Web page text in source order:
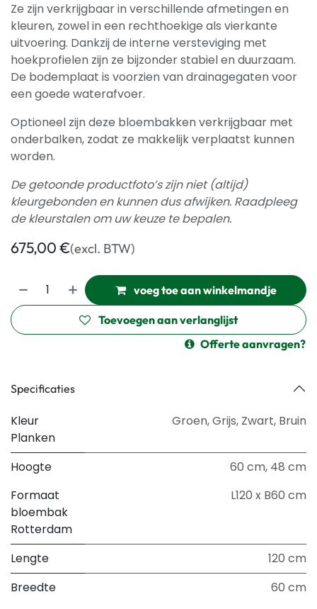
Ze zijn verkrijgbaar in verschillende afmetingen en
kleuren, zowel in een rechthoekige als vierkante
uitvoering. Dankzij de interne versteviging met
hoekprofielen zijn ze bijzonder stabiel en duurzaam.
De bodemplaat is voorzien van drainagegaten voor
een goede waterafvoer.
Optioneel zijn deze bloembakken verkrijgbaar met
onderbalken, zodat ze makkelijk verplaatst kunnen
worden.
De getoonde productfoto’s zijn niet (altijd)
kleurgebonden en kunnen dus afwijken. Raadpleeg
de kleurstalen om uw keuze te bepalen.
675,00€(excl. BTW)
voeg toe aan winkelmandje
Toevoegen aan verlanglijst
Offerte aanvragen?
Specificaties
Kleur
Planken
Groen,Grijs, Zwart, Bruin
Hoogte 60 cm, 48 cm
Formaat
bloembak
Rotterdam
L120 x B60 cm
Lengte
120 cm
Breedte
60 cm